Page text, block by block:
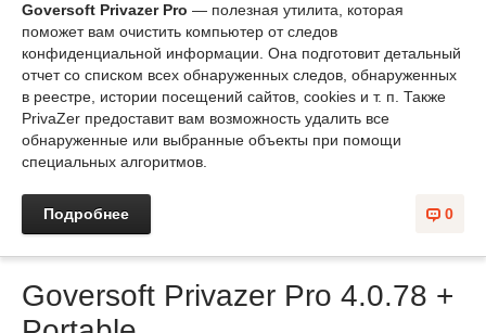
Goversoft Privazer Pro — полезная утилита, которая
поможет вам очистить компьютер от следов
конфиденциальной информации. Она подготовит детальный
отчет со списком всех обнаруженных следов, обнаруженных
в реестре, истории посещений сайтов, cookies и т. п. Также
PrivaZer предоставит вам возможность удалить все
обнаруженные или выбранные объекты при помощи
специальных алгоритмов.
0
Подробнее
Goversoft Privazer Pro 4.0.78 +